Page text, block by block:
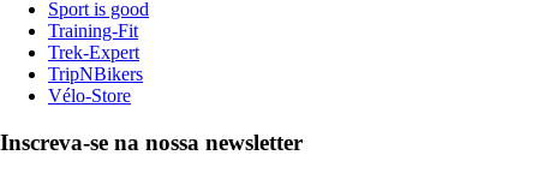
Sport is good
Training-Fit
Trek-Expert
TripNBikers
Vélo-Store
Inscreva-se na nossa newsletter